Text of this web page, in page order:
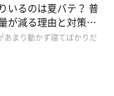
いるのは夏バテ？ 普
減る理由と対策と
あまり動かず寝てばかりだ